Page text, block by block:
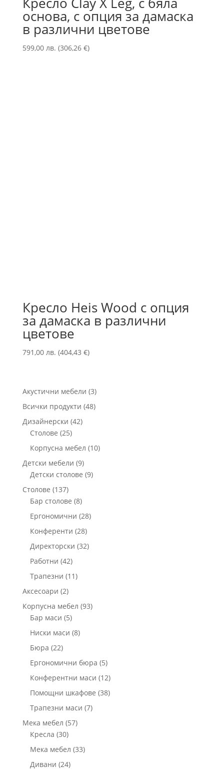
основа, с опция за дамаска
в различни цветове
599,00 лв. (306,26 €)
Кресло Heis Wood с опция
за дамаска в различни
цветове
791,00 лв. (404,43 €)
Акустични мебели 33
продукта
Всички продукти 4848
Дизайнерски 4242
Столове 2525
продукта
Корпусна мебел 1010
Детски мебели 99
продукта
Детски столове 99
Столове 137137
продукта
Бар столове 88
продукта
Ергономични 2828
Конференти 2828
продукта
Директорски 3232
Работни 4242
продукта
Трапезни 1111
Аксесоари 22
продукта
Корпусна мебел 9393
Бар маси 55
продукта
Ниски маси 88
Бюра 2222
продукта
Ергономични бюра 55
продукта
Конферентни маси 1212
продукта
Помощни шкафове 3838
Трапезни маси 77
Мека мебел 5757
Кресла 3030
продукта
Мека мебел 3333
Дивани 2424